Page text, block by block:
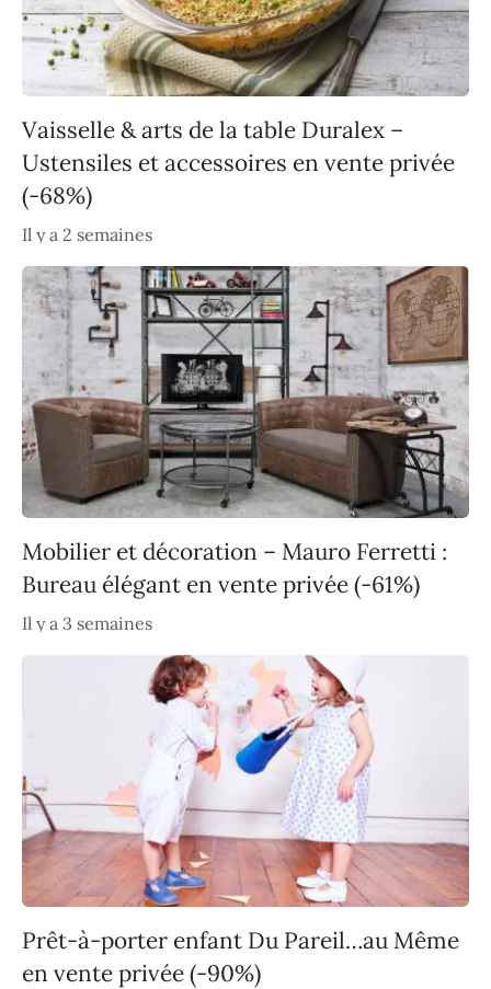
Vaisselle & arts de la table Duralex –
Ustensiles et accessoires en vente privée
(-68%)
Il y a 2 semaines
Mobilier et décoration – Mauro Ferretti :
Bureau élégant en vente privée (-61%)
Il y a 3 semaines
Prêt-à-porter enfant Du Pareil…au Même
en vente privée (-90%)